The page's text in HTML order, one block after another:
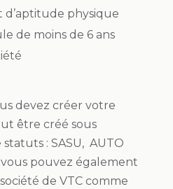
d’aptitude physique
de moins de 6 ans
devez créer votre
être créé sous
statuts : SASU, AUTO
vous pouvez également
de VTC comme